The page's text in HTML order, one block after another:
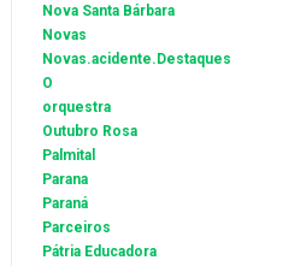
Nova Santa Bárbara
Novas
Novas.acidente.Destaques
O
orquestra
Outubro Rosa
Palmital
Parana
Paraná
Parceiros
Pátria Educadora